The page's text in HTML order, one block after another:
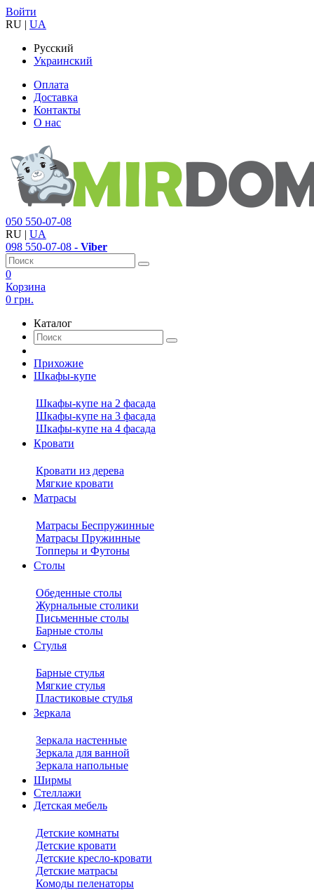
Войти
RU | UA
Русский
Украинский
Оплата
Доставка
Контакты
О нас
050 550-07-08
RU | UA
098 550-07-08 - Viber
0
Корзина
0 грн.
Каталог
Прихожие
Шкафы-купе
Шкафы-купе на 2 фасада
Шкафы-купе на 3 фасада
Шкафы-купе на 4 фасада
Кровати
Кровати из дерева
Мягкие кровати
Матрасы
Матрасы Беспружинные
Матрасы Пружинные
Топперы и Футоны
Столы
Обеденные столы
Журнальные столики
Письменные столы
Барные столы
Стулья
Барные стулья
Мягкие стулья
Пластиковые стулья
Зеркала
Зеркала настенные
Зеркала для ванной
Зеркала напольные
Ширмы
Стеллажи
Детская мебель
Детские комнаты
Детские кровати
Детские кресло-кровати
Детские матрасы
Комоды пеленаторы